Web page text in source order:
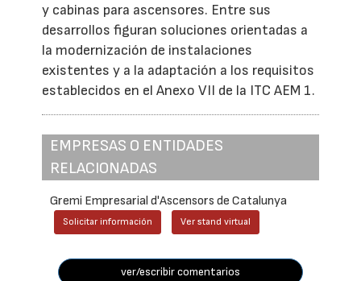
y cabinas para ascensores. Entre sus
desarrollos figuran soluciones orientadas a
la modernización de instalaciones
existentes y a la adaptación a los requisitos
establecidos en el Anexo VII de la ITC AEM 1.
EMPRESAS O ENTIDADES
RELACIONADAS
Gremi Empresarial d'Ascensors de Catalunya
Solicitar información Ver stand virtual
ver/escribir comentarios